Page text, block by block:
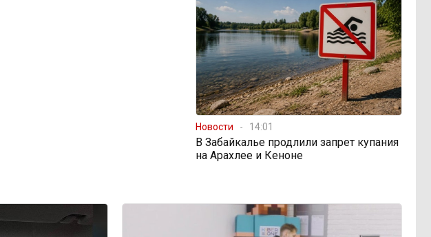
Новости 14:01
В Забайкалье продлили запрет купания
на Арахлее и Кеноне